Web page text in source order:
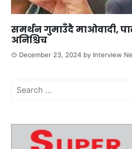
समर्थन गुमाउँदै माओवादी,
अनिश्चिच
December 23, 2024 by Interview
Search